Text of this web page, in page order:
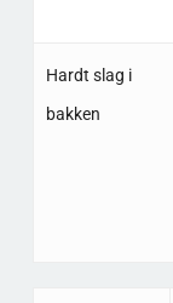
Hardt slag i
bakken